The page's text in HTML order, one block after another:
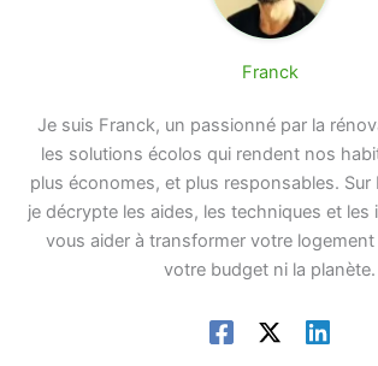
Franck
Je suis Franck, un passionné par la
les solutions écolos qui rendent nos
plus économes, et plus responsables. Sur
je décrypte les aides, les techniques et
vous aider à transformer votre
votre budget ni la planète.